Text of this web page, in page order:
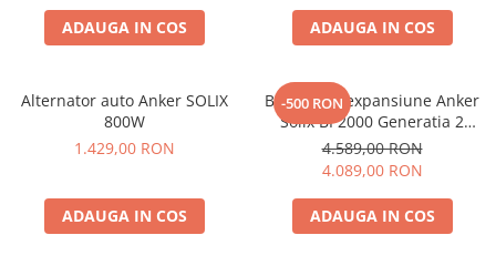
Invertoare Off-grid
Incarcatoare de retea
Componente sisteme de balcon
Iluminat solar
Acumulatori Standard Plumb
Acumulatori Litiu
ADAUGA IN COS ADAUGA IN COS
Alternator auto Anker SOLIX
800W
1.429,00 RON
ADAUGA IN COS
-500 RON
Baterie de expansiune Anker
Solix BP2000 Generatia 2
pentru Anker Solix C2000 Gen
2, 2048Wh
4.589,00 RON
4.089,00 RON
ADAUGA IN COS